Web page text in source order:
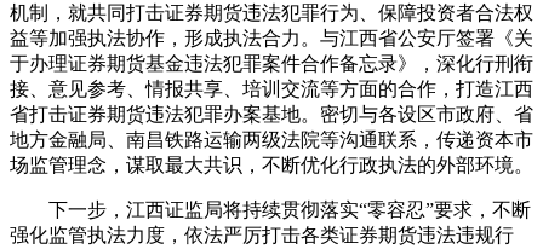
机制，就共同打击证券期货违法犯罪行为、保障投资者合法权
益等加强执法协作，形成执法合力。与江西省公安厅签署《关
于办理证券期货基金违法犯罪案件合作备忘录》，深化行刑衔
接、意见参考、情报共享、培训交流等方面的合作，打造江西
省打击证券期货违法犯罪办案基地。密切与各设区市政府、省
地方金融局、南昌铁路运输两级法院等沟通联系，传递资本市
场监管理念，谋取最大共识，不断优化行政执法的外部环境。
下一步，江西证监局将持续贯彻落实“零容忍”要求，不断
强化监管执法力度，依法严厉打击各类证券期货违法违规行